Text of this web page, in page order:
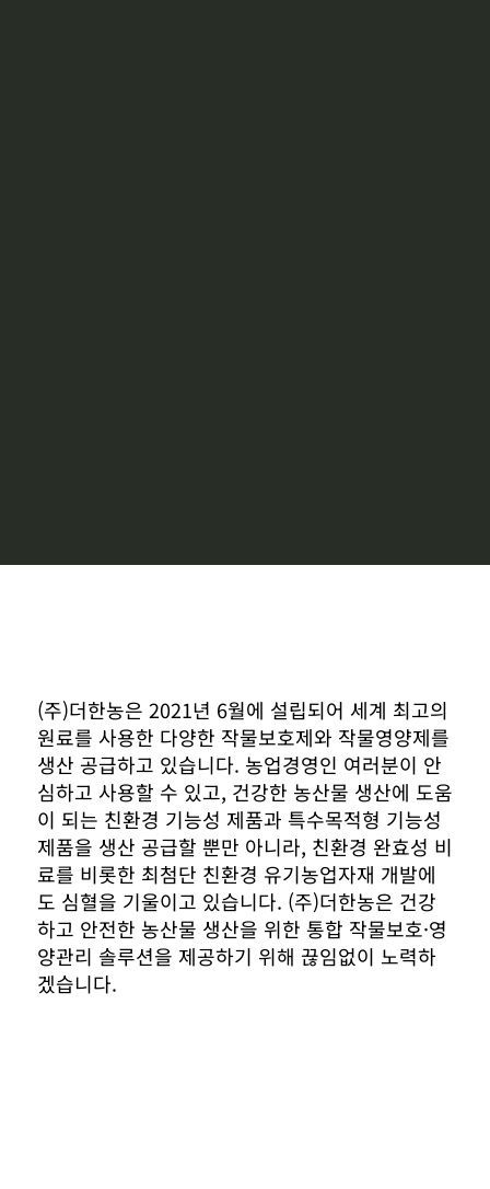
(주)더한농은 2021년 6월에 설립되어 세계 최고의
원료를 사용한 다양한 작물보호제와 작물영양제를
생산 공급하고 있습니다. 농업경영인 여러분이 안
심하고 사용할 수 있고, 건강한 농산물 생산에 도움
이 되는 친환경 기능성 제품과 특수목적형 기능성
제품을 생산 공급할 뿐만 아니라, 친환경 완효성 비
료를 비롯한 최첨단 친환경 유기농업자재 개발에
도 심혈을 기울이고 있습니다. (주)더한농은 건강
하고 안전한 농산물 생산을 위한 통합 작물보호·영
양관리 솔루션을 제공하기 위해 끊임없이 노력하
겠습니다.